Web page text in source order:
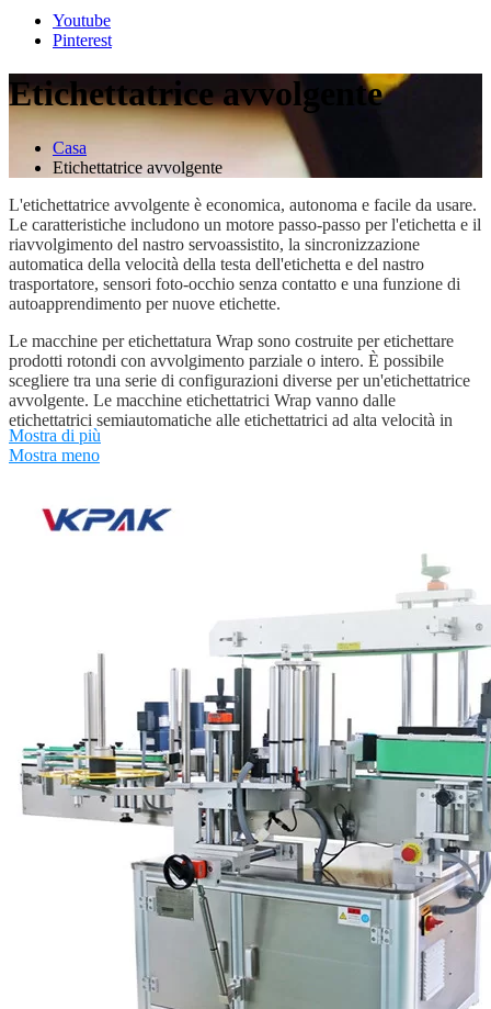
Youtube
Pinterest
Etichettatrice avvolgente
Casa
Etichettatrice avvolgente
L'etichettatrice avvolgente è economica, autonoma e facile da usare.
Le caratteristiche includono un motore passo-passo per l'etichetta e il
riavvolgimento del nastro servoassistito, la sincronizzazione
automatica della velocità della testa dell'etichetta e del nastro
trasportatore, sensori foto-occhio senza contatto e una funzione di
autoapprendimento per nuove etichette.
Le macchine per etichettatura Wrap sono costruite per etichettare
prodotti rotondi con avvolgimento parziale o intero. È possibile
scegliere tra una serie di configurazioni diverse per un'etichettatrice
avvolgente. Le macchine etichettatrici Wrap vanno dalle
etichettatrici semiautomatiche alle etichettatrici ad alta velocità in
grado di lavorare fino a 260 bottiglie / minuto.
rende necessario utilizzare la superficie dei prodotti nel modo più
efficiente possibile. Per i contenitori cilindrici, l'etichettatura
avvolgente è quindi l'ideale. In questo processo, l'etichetta viene
avvolta parzialmente o completamente attorno alla circonferenza del
L'etichettatura avvolgente è essenziale per medicinali liquidi in fiale
o flaconi, per flaconi portapillole, inalatori, cosmetici in taniche e
detergenti per la casa, per prodotti alimentari dalla marmellata in
barattoli al muesli in lattina, per cartucce, prodotti chimici e molti
altri prodotti. Uno dei più vasti campi di applicazione è il settore
delle bevande, dove i prodotti sono spesso etichettati in modo
avvolgente in grandi quantità nelle macchine rotative.
VKPAK offre un'ampia gamma di applicatori speciali per sistemi
rotativi e sistemi di etichettatura avvolgenti. A seconda
dell'applicazione, i sistemi possono funzionare in sincronia con la
ruota con sperone o non sincronizzati con una cinghia
dell'applicazione. Abbiamo anche sviluppato una soluzione per
prodotti cilindrici di grandi dimensioni che non possono reggere da
soli, come le cartucce.
Fattori importanti per l'etichettatura avvolgente
Dosaggio preciso: non devono esserci disallineamenti a
Mostra di più
Mostra meno